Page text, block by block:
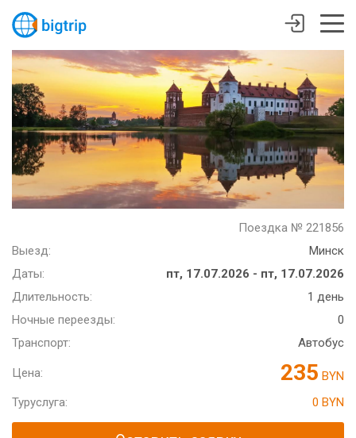
Поездка № 221856
Выезд:
Минск
Даты:
пт, 17.07.2026 - пт, 17.07.2026
Длительность:
1 день
Ночные переезды:
0
Транспорт:
Автобус
Цена: 235 BYN
Туруслуга:
0 BYN